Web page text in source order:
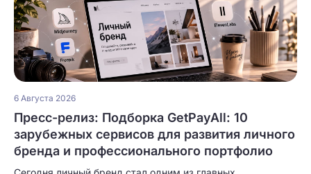
6 Августа 2026
Пресс-релиз: Подборка GetPayAll: 10
зарубежных сервисов для развития личного
бренда и профессионального портфолио